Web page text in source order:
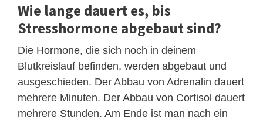
Wie lange dauert es, bis
Stresshormone abgebaut sind?
Die Hormone, die sich noch in deinem
Blutkreislauf befinden, werden abgebaut und
ausgeschieden. Der Abbau von Adrenalin dauert
mehrere Minuten. Der Abbau von Cortisol dauert
mehrere Stunden. Am Ende ist man nach ein